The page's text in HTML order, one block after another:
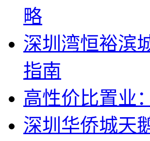
略
深圳湾恒裕滨
指南
高性价比置业
深圳华侨城天